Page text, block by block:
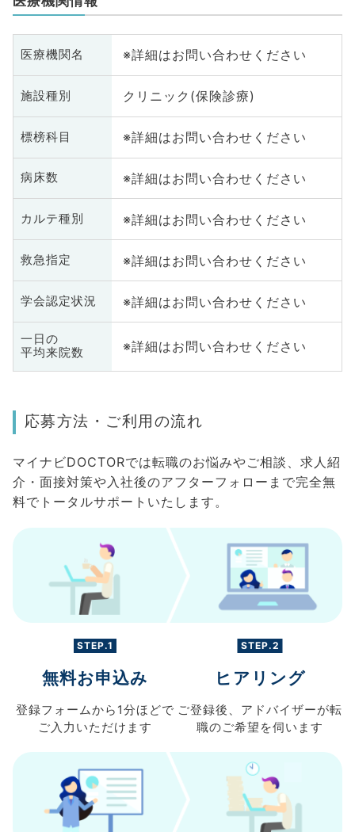
医療機関名 ※詳細はお問い合わせください
施設種別 クリニック(保険診療)
標榜科目 ※詳細はお問い合わせください
病床数 ※詳細はお問い合わせください
カルテ種別 ※詳細はお問い合わせください
救急指定 ※詳細はお問い合わせください
学会認定状況 ※詳細はお問い合わせください
一日の
平均来院数
※詳細はお問い合わせください
応募方法・ご利用の流れ
マイナビDOCTORでは転職のお悩みやご相談、求人紹
介・面接対策や入社後のアフターフォローまで完全無
料でトータルサポートいたします。
STEP.1
無料お申込み
登録フォームから 1分ほどで
ご入力 いただけます
STEP.2
ヒアリング
ご登録後、 アドバイザーが転
職のご希望を伺います